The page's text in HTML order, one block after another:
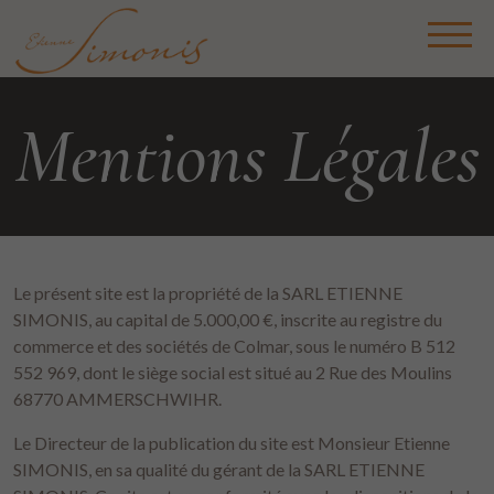
Mentions Légales
Le présent site est la propriété de la SARL ETIENNE
SIMONIS, au capital de 5.000,00 €, inscrite au registre du
commerce et des sociétés de Colmar, sous le numéro B 512
552 969, dont le siège social est situé au 2 Rue des Moulins
68770 AMMERSCHWIHR.
Le Directeur de la publication du site est Monsieur Etienne
SIMONIS, en sa qualité du gérant de la SARL ETIENNE